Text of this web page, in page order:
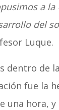
a la
del
Luque.
dentro de
fue la
una hora,